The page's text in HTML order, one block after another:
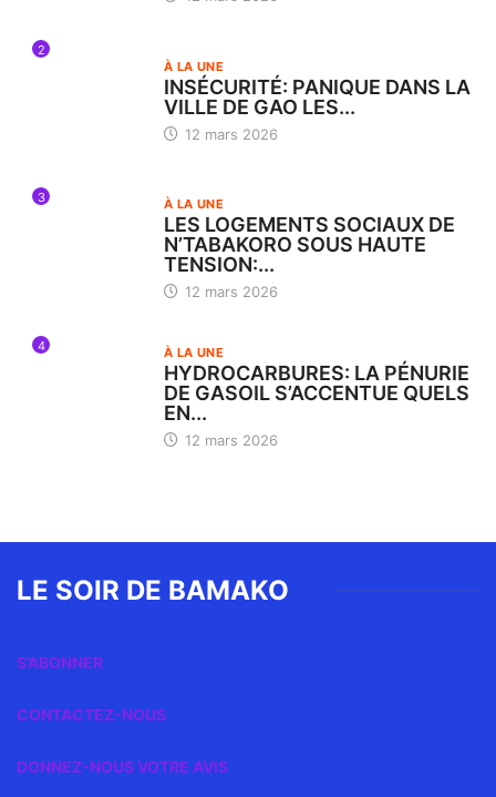
2
À LA UNE
INSÉCURITÉ: PANIQUE DANS LA
VILLE DE GAO LES...
12 mars 2026
3 À LA UNE
LES LOGEMENTS SOCIAUX DE
N’TABAKORO SOUS HAUTE
TENSION:...
12 mars 2026
4 À LA UNE
HYDROCARBURES: LA PÉNURIE
DE GASOIL S’ACCENTUE QUELS
EN...
12 mars 2026
LE SOIR DE BAMAKO
S’ABONNER
CONTACTEZ-NOUS
DONNEZ-NOUS VOTRE AVIS